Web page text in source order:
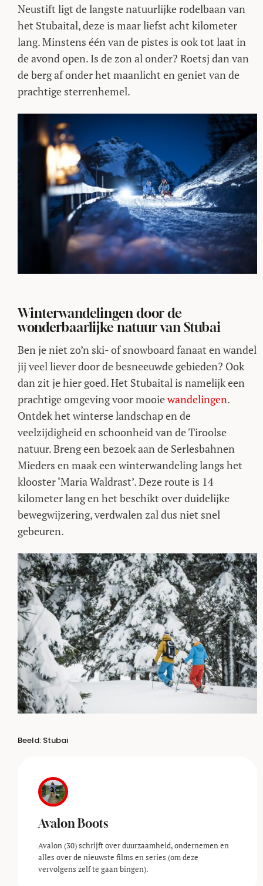
Neustift ligt de langste natuurlijke rodelbaan van
het Stubaital, deze is maar liefst acht kilometer
lang. Minstens één van de pistes is ook tot laat in
de avond open. Is de zon al onder? Roetsj dan van
de berg af onder het maanlicht en geniet van de
prachtige sterrenhemel.
Winterwandelingen door de
wonderbaarlijke natuur van Stubai
Ben je niet zo’n ski- of snowboard fanaat en wandel
jij veel liever door de besneeuwde gebieden? Ook
dan zit je hier goed. Het Stubaital is namelijk een
prachtige omgeving voor mooiewandelingen.
Ontdek het winterse landschap en de
veelzijdigheid en schoonheid van de Tiroolse
natuur. Breng een bezoek aan de Serlesbahnen
Mieders en maak een winterwandeling langs het
klooster ‘Maria Waldrast’. Deze route is 14
kilometer lang en het beschikt over duidelijke
bewegwijzering, verdwalen zal dus niet snel
gebeuren.
Beeld: Stubai
Avalon Boots
Avalon (30) schrijft over duurzaamheid, ondernemen en
alles over de nieuwste films en series (om deze
vervolgens zelf te gaan bingen).